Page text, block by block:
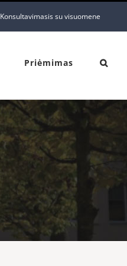
Konsultavimasis su visuomene
Priėmimas